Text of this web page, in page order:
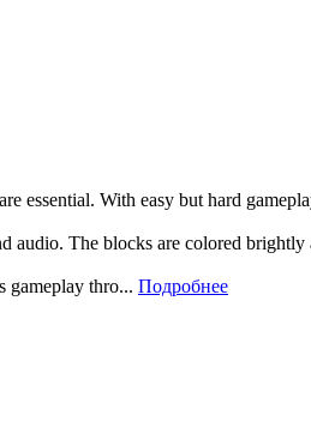
essential. With easy but hard
audio. The blocks are colored brightly
gameplay thro... Подробнее